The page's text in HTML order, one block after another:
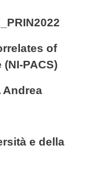
of
PACS)
Andrea
e della